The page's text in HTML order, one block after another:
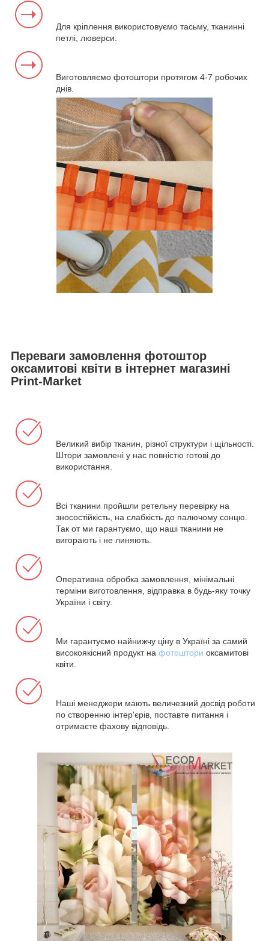
Для кріплення використовуємо тасьму, тканинні
петлі, люверси.
Виготовляємо фотоштори протягом 4-7 робочих
днів.
Переваги замовлення фотоштор
оксамитові квіти в інтернет магазині
Print-Market
Великий вибір тканин, різної структури і щільності.
Штори замовлені у нас повністю готові до
використання.
Всі тканини пройшли ретельну перевірку на
зносостійкість, на слабкість до палючому сонцю.
Так от ми гарантуємо, що наші тканини не
вигорають і не линяють.
Оперативна обробка замовлення, мінімальні
терміни виготовлення, відправка в будь-яку точку
України і світу.
Ми гарантуємо найнижчу ціну в Україні за самий
високоякісний продукт на фотоштори оксамитові
квіти.
Наші менеджери мають величезний досвід роботи
по створенню інтер'єрів, поставте питання і
отримаєте фахову відповідь.